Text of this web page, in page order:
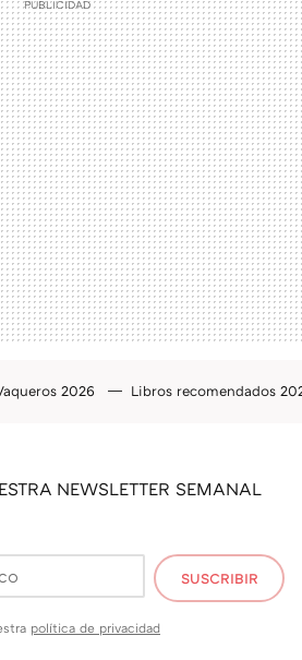
2026 Libros recomendados
NEWSLETTER SEMANAL
SUSCRIBIR
política de privacidad